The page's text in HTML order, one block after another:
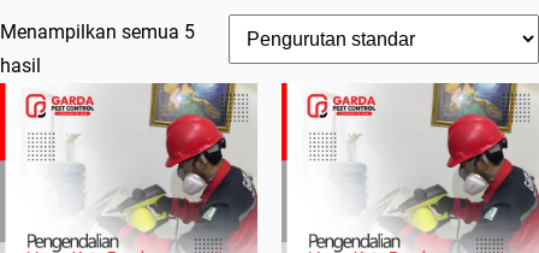
Menampilkan semua 5
hasil